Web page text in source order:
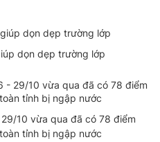
dọn dẹp trường lớp
10 vừa qua đã có 78 điểm
tỉnh bị ngập nước